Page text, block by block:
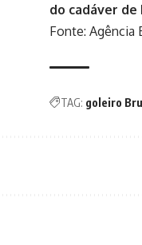
do cadáver de
Fonte: Agência
TAG: goleiro